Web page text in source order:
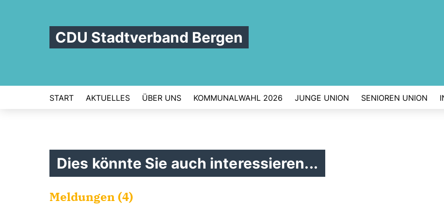
CDU Stadtverband Bergen
START AKTUELLES ÜBER UNS KOMMUNALWAHL 2026 JUNGE UNION SENIOREN UNION
Dies könnte Sie auch interessieren...
Meldungen (4)